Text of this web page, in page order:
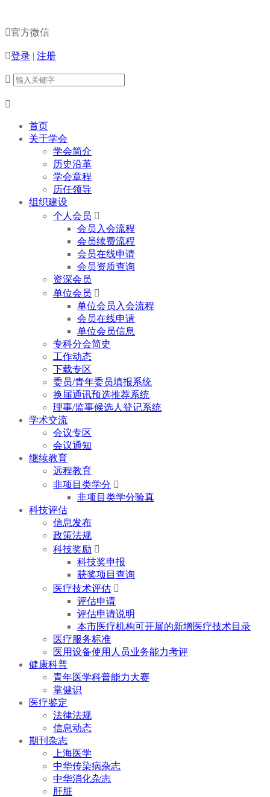
官方微信
登录 | 注册


首页
关于学会
学会简介
历史沿革
学会章程
历任领导
组织建设
个人会员 
会员入会流程
会员续费流程
会员在线申请
会员资质查询
资深会员
单位会员 
单位会员入会流程
会员在线申请
单位会员信息
专科分会简史
工作动态
下载专区
委员/青年委员填报系统
换届通讯预选推荐系统
理事/监事候选人登记系统
学术交流
会议专区
会议通知
继续教育
远程教育
非项目类学分 
非项目类学分验真
科技评估
信息发布
政策法规
科技奖励 
科技奖申报
获奖项目查询
医疗技术评估 
评估申请
评估申请说明
本市医疗机构可开展的新增医疗技术目录
医疗服务标准
医用设备使用人员业务能力考评
健康科普
青年医学科普能力大赛
掌健识
医疗鉴定
法律法规
信息动态
期刊杂志
上海医学
中华传染病杂志
中华消化杂志
肝脏